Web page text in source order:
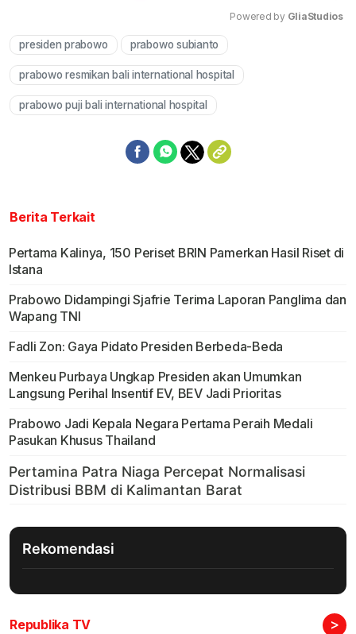
Powered by GliaStudios
presiden prabowo prabowo subianto
prabowo resmikan bali international hospital
prabowo puji bali international hospital
Berita Terkait
Pertama Kalinya, 150 Periset BRIN Pamerkan Hasil Riset di
Istana
Prabowo Didampingi Sjafrie Terima Laporan Panglima dan
Wapang TNI
Fadli Zon: Gaya Pidato Presiden Berbeda-Beda
Menkeu Purbaya Ungkap Presiden akan Umumkan
Langsung Perihal Insentif EV, BEV Jadi Prioritas
Prabowo Jadi Kepala Negara Pertama Peraih Medali
Pasukan Khusus Thailand
Rekomendasi
Republika TV >